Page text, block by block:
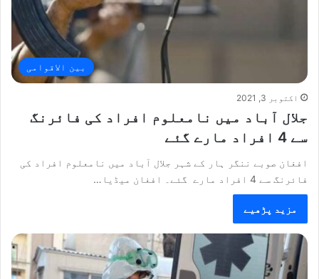
بین الاقوامی
اکتوبر 3, 2021
جلال آباد میں نامعلوم افراد کی فائرنگ
سے 4 افراد مارے گئے
افغان صوبے ننگر ہار کے شہر جلال آباد میں نامعلوم افراد کی
فائرنگ سے 4 افراد مارے گئے۔ افغان میڈیا…
مزید پڑھیے